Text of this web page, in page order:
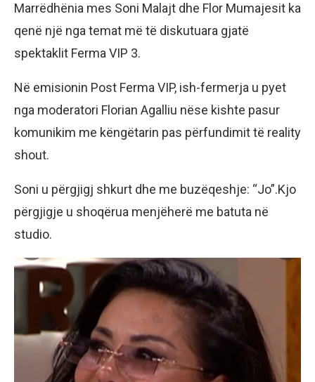
Marrëdhënia mes Soni Malajt dhe Flor Mumajesit ka
qenë një nga temat më të diskutuara gjatë
spektaklit Ferma VIP 3.
Në emisionin Post Ferma VIP, ish-fermerja u pyet
nga moderatori Florian Agalliu nëse kishte pasur
komunikim me këngëtarin pas përfundimit të reality
shout.
Soni u përgjigj shkurt dhe me buzëqeshje: “Jo”.Kjo
përgjigje u shoqërua menjëherë me batuta në
studio.